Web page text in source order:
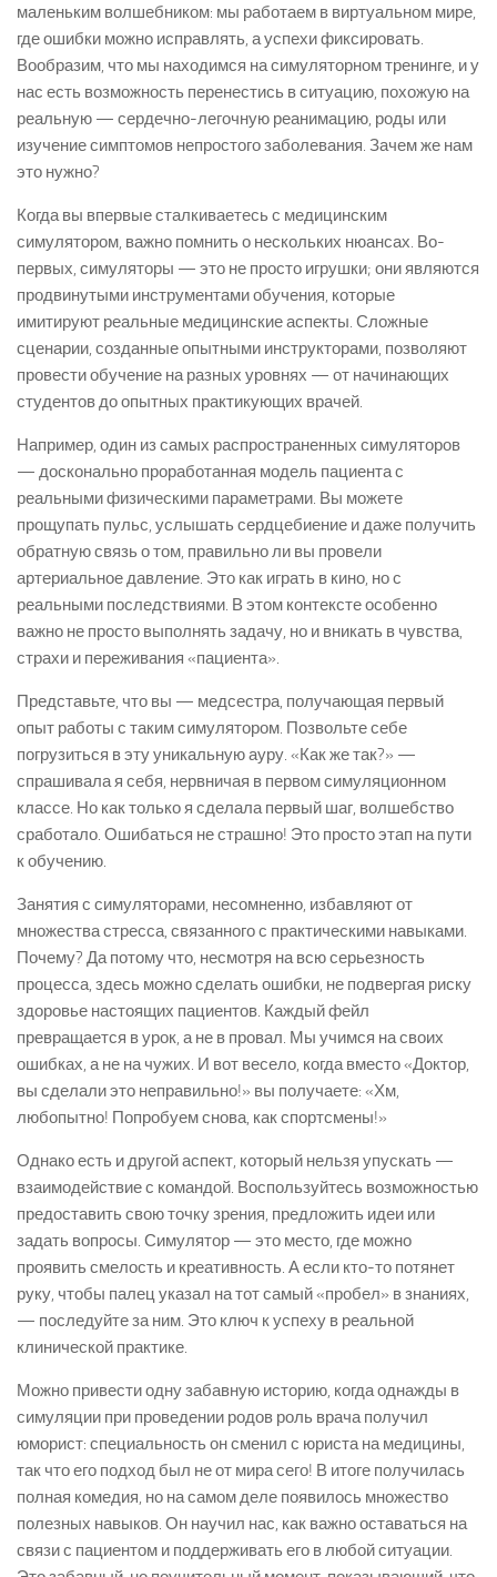
маленьким волшебником: мы работаем в виртуальном мире,
где ошибки можно исправлять, а успехи фиксировать.
Вообразим, что мы находимся на симуляторном тренинге, и у
нас есть возможность перенестись в ситуацию, похожую на
реальную — сердечно-легочную реанимацию, роды или
изучение симптомов непростого заболевания. Зачем же нам
это нужно?
Когда вы впервые сталкиваетесь с медицинским
симулятором, важно помнить о нескольких нюансах. Во-
первых, симуляторы — это не просто игрушки; они являются
продвинутыми инструментами обучения, которые
имитируют реальные медицинские аспекты. Сложные
сценарии, созданные опытными инструкторами, позволяют
провести обучение на разных уровнях — от начинающих
студентов до опытных практикующих врачей.
Например, один из самых распространенных симуляторов
— досконально проработанная модель пациента с
реальными физическими параметрами. Вы можете
прощупать пульс, услышать сердцебиение и даже получить
обратную связь о том, правильно ли вы провели
артериальное давление. Это как играть в кино, но с
реальными последствиями. В этом контексте особенно
важно не просто выполнять задачу, но и вникать в чувства,
страхи и переживания «пациента».
Представьте, что вы — медсестра, получающая первый
опыт работы с таким симулятором. Позвольте себе
погрузиться в эту уникальную ауру. «Как же так?» —
спрашивала я себя, нервничая в первом симуляционном
классе. Но как только я сделала первый шаг, волшебство
сработало. Ошибаться не страшно! Это просто этап на пути
к обучению.
Занятия с симуляторами, несомненно, избавляют от
множества стресса, связанного с практическими навыками.
Почему? Да потому что, несмотря на всю серьезность
процесса, здесь можно сделать ошибки, не подвергая риску
здоровье настоящих пациентов. Каждый фейл
превращается в урок, а не в провал. Мы учимся на своих
ошибках, а не на чужих. И вот весело, когда вместо «Доктор,
вы сделали это неправильно!» вы получаете: «Хм,
любопытно! Попробуем снова, как спортсмены!»
Однако есть и другой аспект, который нельзя упускать —
взаимодействие с командой. Воспользуйтесь возможностью
предоставить свою точку зрения, предложить идеи или
задать вопросы. Симулятор — это место, где можно
проявить смелость и креативность. А если кто-то потянет
руку, чтобы палец указал на тот самый «пробел» в знаниях,
— последуйте за ним. Это ключ к успеху в реальной
клинической практике.
Можно привести одну забавную историю, когда однажды в
симуляции при проведении родов роль врача получил
юморист: специальность он сменил с юриста на медицины,
так что его подход был не от мира сего! В итоге получилась
полная комедия, но на самом деле появилось множество
полезных навыков. Он научил нас, как важно оставаться на
связи с пациентом и поддерживать его в любой ситуации.